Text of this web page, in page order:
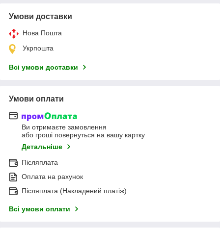
Умови доставки
Нова Пошта
Укрпошта
Всі умови доставки
Умови оплати
Ви отримаєте замовлення
або гроші повернуться на вашу картку
Детальніше
Післяплата
Оплата на рахунок
Післяплата (Накладений платіж)
Всі умови оплати